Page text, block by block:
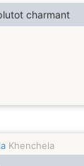
charmant
Khenchela